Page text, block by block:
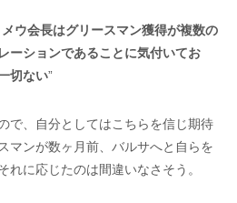
ウ会長はグリースマン獲得が複数の
ーションであることに気付いてお
切ない”
で、自分としてはこちらを信じ期待
マンが数ヶ月前、バルサへと自らを
れに応じたのは間違いなさそう。